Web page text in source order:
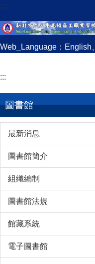
跳
到
主
要
內
區
:::
Web_Language： English
:::
圖書館
最新消息
圖書館簡介
組織編制
圖書館法規
館藏系統
電子圖書館